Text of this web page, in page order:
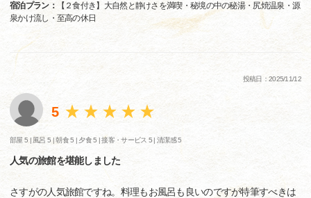
宿泊プラン：
【２食付き】大自然と静けさを満喫・秘境の中の秘湯・尻焼温泉・源
泉かけ流し・至高の休日
投稿日：2025/11/12
5
部屋 5 | 風呂 5 |朝食 5 | 夕食 5 |接客・サービス 5 |清潔感 5
人気の旅館を堪能しました
さすがの人気旅館ですね。料理もお風呂も良いのですが特筆すべきは